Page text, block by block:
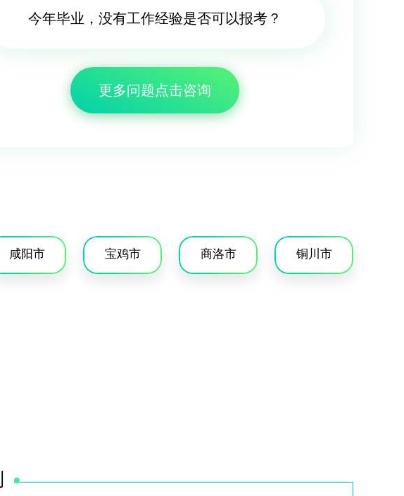
今年毕业，没有工作经验是否可以报考？
更多问题点击咨询
咸阳市 宝鸡市 商洛市 铜川市